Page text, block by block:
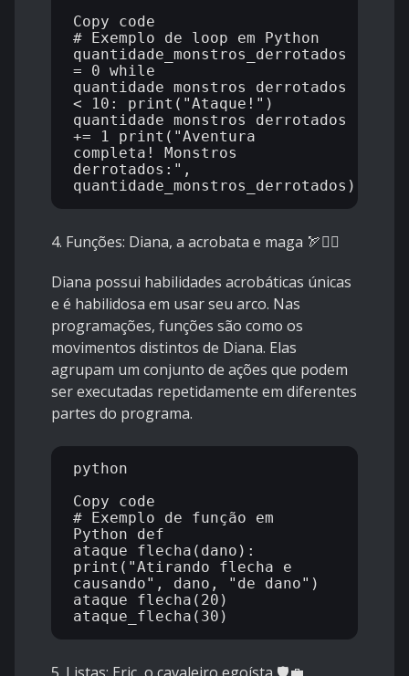
Copy code
# Exemplo de loop em Python
quantidade_monstros_derrotados
= 0 while
quantidade_monstros_derrotados
< 10: print("Ataque!")
quantidade_monstros_derrotados
+= 1 print("Aventura
completa! Monstros
derrotados:",
4. Funções: Diana, a acrobata e maga 🏹🤸‍♀️
Diana possui habilidades acrobáticas únicas
e é habilidosa em usar seu arco. Nas
programações, funções são como os
movimentos distintos de Diana. Elas
agrupam um conjunto de ações que podem
ser executadas repetidamente em diferentes
partes do programa.
python
Copy code
# Exemplo de função em
Python def
ataque_flecha(dano):
print("Atirando flecha e
causando", dano, "de dano")
ataque_flecha(20)